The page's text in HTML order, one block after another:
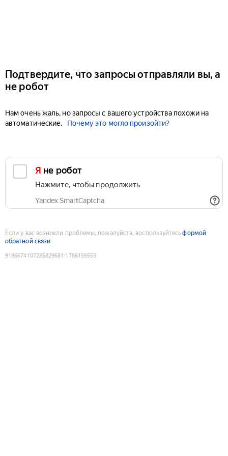
Подтвердите, что запросы отправляли вы, а
не робот
Нам очень жаль, но запросы с вашего устройства похожи на
автоматические.
Почему это могло произойти?
Я не робот
Нажмите, чтобы продолжить
Yandex SmartCaptcha
Если у вас возникли проблемы, пожалуйста, воспользуйтесьформой
обратной связи
9186674107285829681 :1786159553